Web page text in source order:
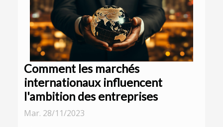
Comment les marchés
internationaux influencent
l'ambition des entreprises
Mar. 28/11/2023